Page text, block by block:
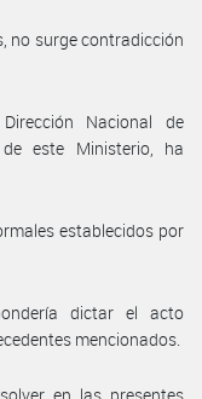
no surge contradicción
Nacional de
este Ministerio, ha
establecidos por
dictar el acto
mencionados.
en las presentes